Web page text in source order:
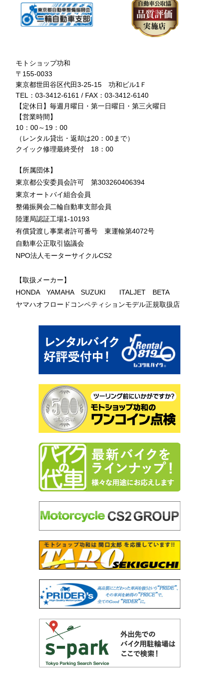
モトショップ功和
〒155-0033
東京都世田谷区代田3-25-15 功和ビル1Ｆ
TEL：03-3412-6161 / FAX：03-3412-6140
【定休日】毎週月曜日・第一日曜日・第三火曜日
【営業時間】
10：00～19：00
（レンタル貸出・返却は20：00まで）
クイック修理最終受付 18：00
【所属団体】
東京都公安委員会許可 第303260406394
東京オートバイ組合会員
整備振興会二輪自動車支部会員
陸運局認証工場1-10193
有償貸渡し事業者許可番号 東運輸第4072号
自動車公正取引協議会
NPO法人モーターサイクルCS2
【取扱メーカー】
HONDA YAMAHA SUZUKI ITALJET BETA
ヤマハオフロードコンペティションモデル正規取扱店